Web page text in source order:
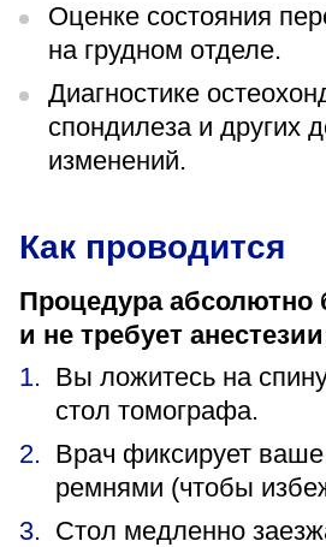
Оценке состояния
на грудном отделе.
Диагностике
спондилеза и других
изменений.
Как проводится
Процедура абсолютно
и не требует
Вы ложитесь на
стол томографа.
Врач фиксирует
ремнями (чтобы
Стол медленно